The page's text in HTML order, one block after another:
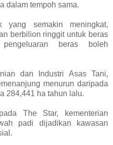
dalam tempoh sama.
yang semakin meningkat,
berbilion ringgit untuk beras
beras boleh
dan Industri Asas Tani,
menurun daripada
284,441 ha tahun lalu.
The Star, kementerian
padi dijadikan kawasan